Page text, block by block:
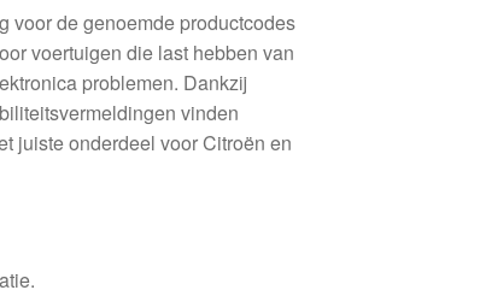
voor de genoemde productcodes
voertuigen die last hebben van
problemen. Dankzij
vinden
juiste onderdeel voor Citroën en